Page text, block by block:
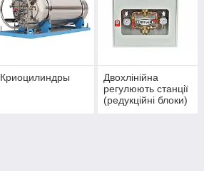
Криоцилиндры
Двохлінійна
регулюють станції
(редукційні блоки)